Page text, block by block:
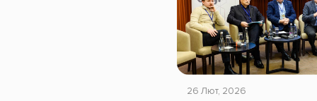
26 Лют, 2026